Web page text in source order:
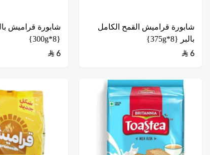
شابورة قراميش القمح الكامل
بالبر {8*375g}
6
شابورة قراميش
{8*300g}
6